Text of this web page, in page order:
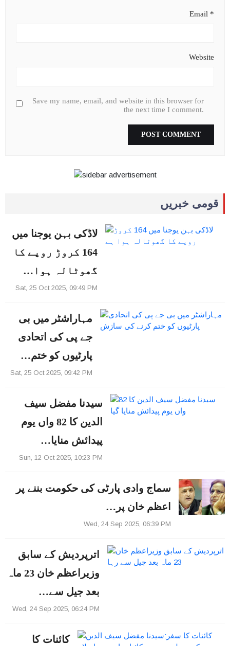
قومی خبریں
لاڈکی بہن یوجنا میں
164 کروڑ روپے کا
گھوٹالہ ہوا…
Sat, 25 Oct 2025, 09:49 PM
مہاراشٹر میں بی
جے پی کی اتحادی
پارٹیوں کو ختم…
Sat, 25 Oct 2025, 09:42 PM
سیدنا مفضل سیف
الدین کا 82 واں یوم
پیدائش منایا…
Sun, 12 Oct 2025, 10:23 PM
سماج وادی پارٹی کی حکومت بننے پر
اعظم خان پر…
Wed, 24 Sep 2025, 06:39 PM
اترپردیش کے سابق
وزیراعظم خان 23 ماہ
بعد جیل سے…
Wed, 24 Sep 2025, 06:24 PM
کائنات کا
Email *
Website
Save my name, email, and website in this browser for
the next time I comment.